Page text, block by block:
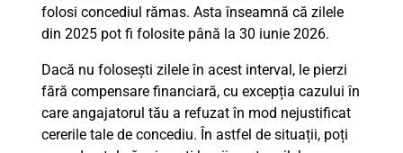
folosi concediul rămas. Asta înseamnă că zilele
din 2025 pot fi folosite până la 30 iunie 2026.
Dacă nu folosești zilele în acest interval, le pierzi
fără compensare financiară, cu excepția cazului în
care angajatorul tău a refuzat în mod nejustificat
cererile tale de concediu. În astfel de situații, poți